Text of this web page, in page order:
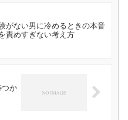
がない男に冷めるときの本音
責めすぎない考え方
つか